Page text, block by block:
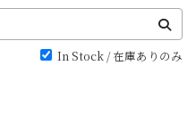
In Stock / 在庫ありのみ